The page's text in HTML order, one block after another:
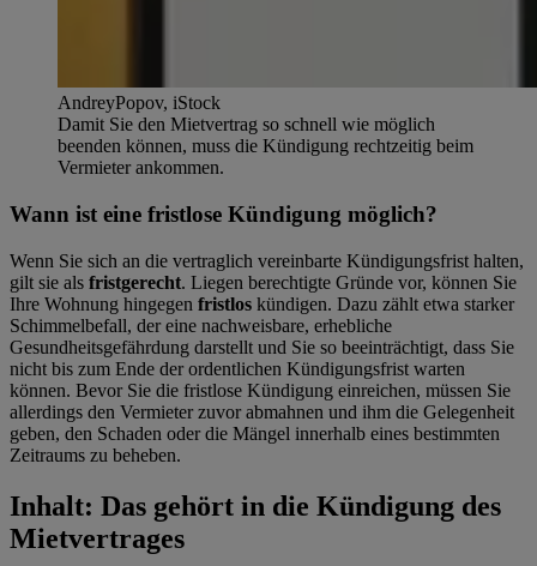
AndreyPopov, iStock
Damit Sie den Mietvertrag so schnell wie möglich
beenden können, muss die Kündigung rechtzeitig beim
Vermieter ankommen.
Wann ist eine fristlose Kündigung möglich?
Wenn Sie sich an die vertraglich vereinbarte Kündigungsfrist halten,
gilt sie als fristgerecht. Liegen berechtigte Gründe vor, können Sie
Ihre Wohnung hingegen fristlos kündigen. Dazu zählt etwa starker
Schimmelbefall, der eine nachweisbare, erhebliche
Gesundheitsgefährdung darstellt und Sie so beeinträchtigt, dass Sie
nicht bis zum Ende der ordentlichen Kündigungsfrist warten
können. Bevor Sie die fristlose Kündigung einreichen, müssen Sie
allerdings den Vermieter zuvor abmahnen und ihm die Gelegenheit
geben, den Schaden oder die Mängel innerhalb eines bestimmten
Zeitraums zu beheben.
Inhalt: Das gehört in die Kündigung des
Mietvertrages